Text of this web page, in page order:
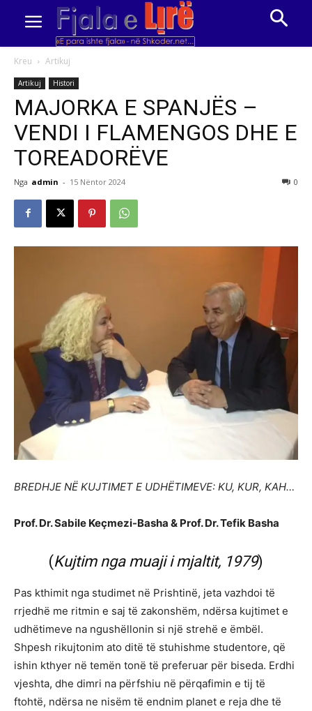
Kreu Artikuj
Artikuj Histori
MAJORKA E SPANJËS –
VENDI I FLAMENGOS DHE E
TOREADORËVE
Nga admin - 15 Nëntor 2024 0
BREDHJE NË KUJTIMET E UDHËTIMEVE: KU, KUR, KAH…
Prof. Dr. Sabile Keçmezi-Basha & Prof. Dr. Tefik Basha
(Kujtim nga muaji i mjaltit, 1979)
Pas kthimit nga studimet në Prishtinë, jeta vazhdoi të
rrjedhë me ritmin e saj të zakonshëm, ndërsa kujtimet e
udhëtimeve na ngushëllonin si një strehë e ëmbël.
Shpesh rikujtonim ato ditë të stuhishme studentore, që
ishin kthyer në temën tonë të preferuar për biseda. Erdhi
vjeshta, dhe dimri na përfshiu në përqafimin e tij të
ftohtë, ndërsa ne nisëm të endnim planet e reja dhe të